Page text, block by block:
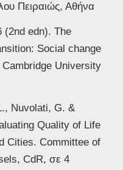
Πειραιώς, Αθήνα
(2nd edn). The
Social change
University
Nuvolati, G. &
Quality of Life
Cities. Committee of
CdR, σε 4